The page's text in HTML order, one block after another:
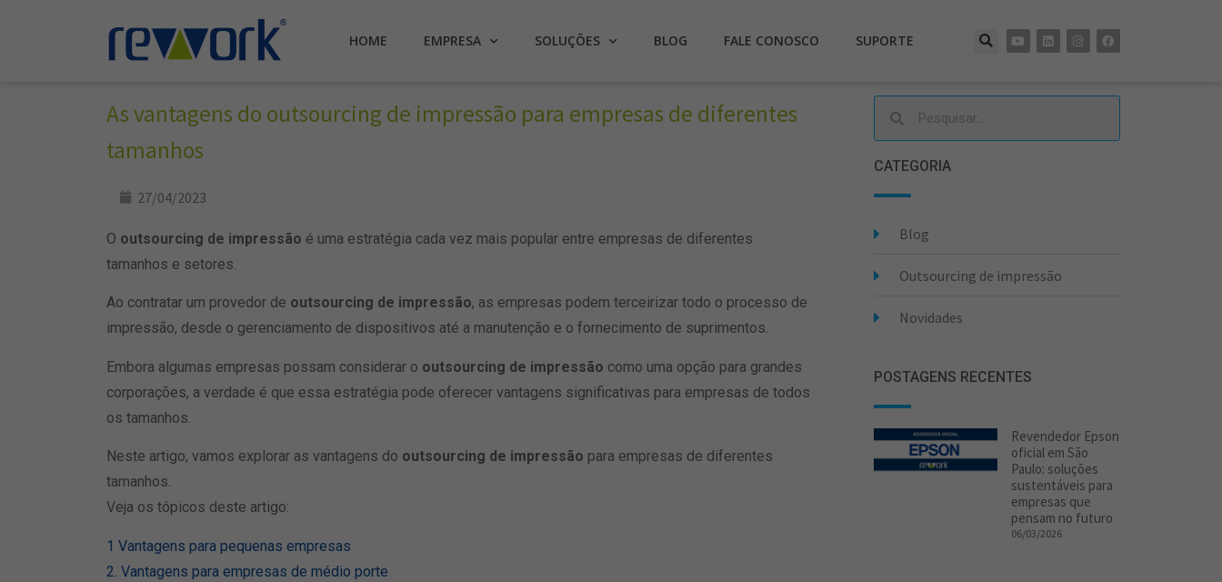
HOME EMPRESA SOLUÇÕES BLOG FALE CONOSCO SUPORTE
As vantagens do outsourcing de impressão para empresas de diferentes
tamanhos
27/04/2023
O outsourcing de impressão é uma estratégia cada vez mais popular entre empresas de diferentes
tamanhos e setores.
Ao contratar um provedor de outsourcing de impressão, as empresas podem terceirizar todo o processo de
impressão, desde o gerenciamento de dispositivos até a manutenção e o fornecimento de suprimentos.
Embora algumas empresas possam considerar o outsourcing de impressão como uma opção para grandes
corporações, a verdade é que essa estratégia pode oferecer vantagens significativas para empresas de todos
os tamanhos.
Neste artigo, vamos explorar as vantagens do outsourcing de impressão para empresas de diferentes
tamanhos.
Veja os tópicos deste artigo:
1 Vantagens para pequenas empresas
2. Vantagens para empresas de médio porte
CATEGORIA
Blog
Outsourcing de impressão
Novidades
POSTAGENS RECENTES
Revendedor Epson
oficial em São
Paulo: soluções
sustentáveis para
empresas que
pensam no futuro
06/03/2026